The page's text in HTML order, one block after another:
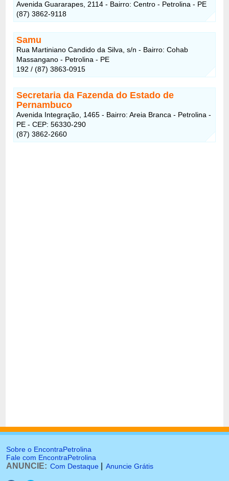
Avenida Guararapes, 2114 - Bairro: Centro - Petrolina - PE
(87) 3862-9118
Samu
Rua Martiniano Candido da Silva, s/n - Bairro: Cohab
Massangano - Petrolina - PE
192 / (87) 3863-0915
Secretaria da Fazenda do Estado de
Pernambuco
Avenida Integração, 1465 - Bairro: Areia Branca - Petrolina -
PE - CEP: 56330-290
(87) 3862-2660
Sobre o EncontraPetrolina
Fale com EncontraPetrolina
ANUNCIE: Com Destaque Anuncie Grátis